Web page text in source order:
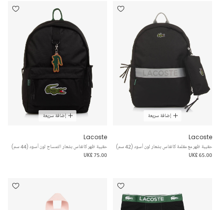
إضافة سريعة
Lacoste
حقيبة ظهر مع مقلمة كانفاس بشعار لون أسود (42 سم)
UK£ 65.00
إضافة سريعة
Lacoste
حقيبة ظهر كانفاس بشعار التمساح لون أسود (44 سم)
UK£ 75.00